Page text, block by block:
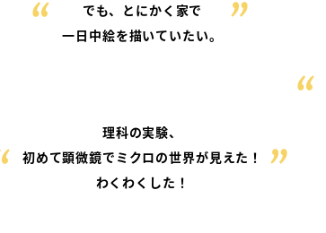
でも、とにかく家で
一日中絵を描いていたい。
理科の実験、
初めて顕微鏡でミクロの世界が見えた！
わくわくした！